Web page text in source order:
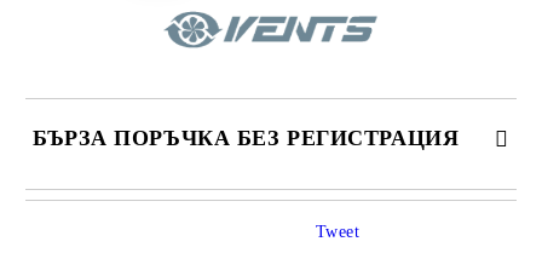
БЪРЗА ПОРЪЧКА БЕЗ РЕГИСТРАЦИЯ
САМО ПОПЪЛНЕТЕ 4 ПОЛЕТА
Tweet